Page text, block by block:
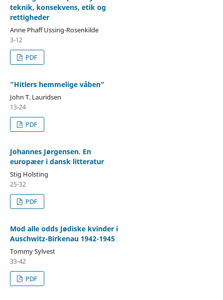
teknik, konsekvens, etik og
rettigheder
Anne Phaff Ussing-Rosenkilde
3-12
PDF
”Hitlers hemmelige våben”
John T. Lauridsen
13-24
PDF
Johannes Jørgensen. En
europæer i dansk litteratur
Stig Holsting
25-32
PDF
Mod alle odds Jødiske kvinder i
Auschwitz-Birkenau 1942-1945
Tommy Sylvest
33-42
PDF